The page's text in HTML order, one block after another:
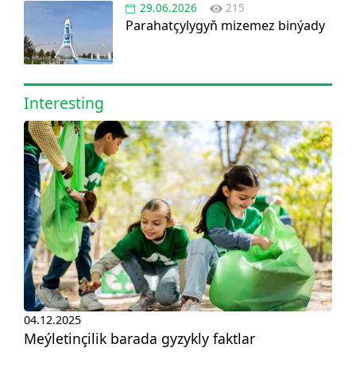
29.06.2026 215
Parahatçylygyň mizemez binýady
Interesting
04.12.2025
Meýletinçilik barada gyzykly faktlar